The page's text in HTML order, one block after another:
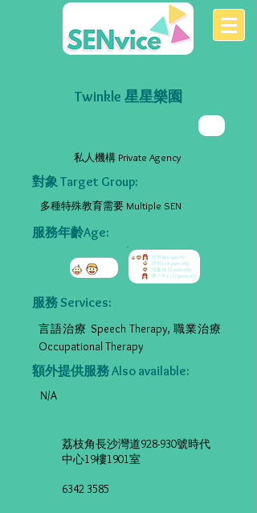
Twinkle 星星樂園
私人機構 Private Agency
對象 Target Group:
多種特殊教育需要 Multiple SEN
服務年齡Age:
服務 Services:
言語治療 Speech Therapy, 職業治療
Occupational Therapy
額外提供服務 Also available:
N/A
荔枝角長沙灣道928-930號時代
中心19樓1901室
6342 3585